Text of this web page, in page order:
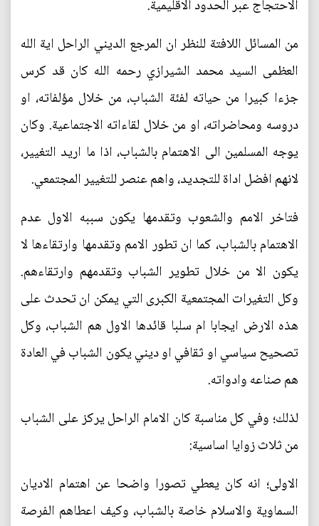
الاحتجاج عبر الحدود الاقليمية.
من المسائل اللافتة للنظر ان المرجع الديني الراحل اية الله
العظمى السيد محمد الشيرازي رحمه الله كان قد كرس
جزءا كبيرا من حياته لفئة الشباب، من خلال مؤلفاته، او
دروسه ومحاضراته، او من خلال لقاءاته الاجتماعية. وكان
يوجه المسلمين الى الاهتمام بالشباب، اذا ما اريد التغيير،
لانهم افضل اداة للتجديد، واهم عنصر للتغيير المجتمعي.
فتاخر الامم والشعوب وتقدمها يكون سببه الاول عدم
الاهتمام بالشباب، كما ان تطور الامم وتقدمها وارتقاءها لا
يكون الا من خلال تطوير الشباب وتقدمهم وارتقاءهم.
وكل التغيرات المجتمعية الكبرى التي يمكن ان تحدث على
هذه الارض ايجابا ام سلبا قائدها الاول هم الشباب، وكل
تصحيح سياسي او ثقافي او ديني يكون الشباب في العادة
هم صناعه وادواته.
لذلك؛ وفي كل مناسبة كان الامام الراحل يركز على الشباب
من ثلاث زوايا اساسية:
الاولى؛ انه كان يعطي تصورا واضحا عن اهتمام الاديان
السماوية والاسلام خاصة بالشباب، وكيف اعطاهم الفرصة